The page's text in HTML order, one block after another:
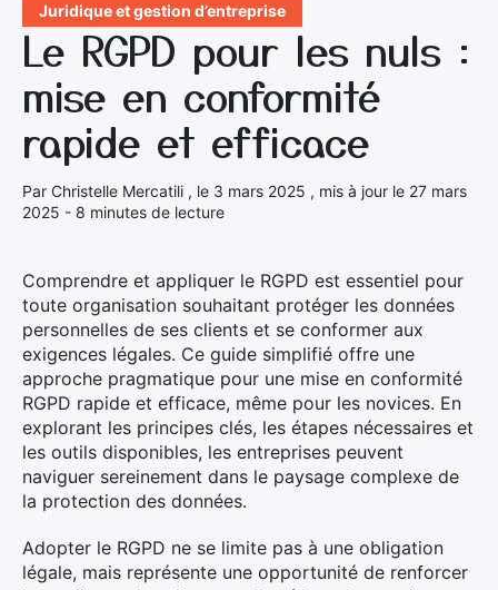
Juridique et gestion d’entreprise
Le RGPD pour les nuls :
mise en conformité
rapide et efficace
Par Christelle Mercatili , le 3 mars 2025 , mis à jour le 27 mars
2025 - 8 minutes de lecture
Comprendre et appliquer le RGPD est essentiel pour
toute organisation souhaitant protéger les données
personnelles de ses clients et se conformer aux
exigences légales. Ce guide simplifié offre une
approche pragmatique pour une mise en conformité
RGPD rapide et efficace, même pour les novices. En
explorant les principes clés, les étapes nécessaires et
les outils disponibles, les entreprises peuvent
naviguer sereinement dans le paysage complexe de
la protection des données.
Adopter le RGPD ne se limite pas à une obligation
légale, mais représente une opportunité de renforcer